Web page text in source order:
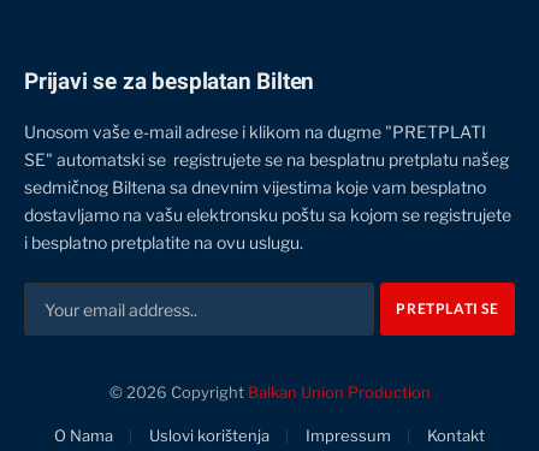
Prijavi se za besplatan Bilten
Unosom vaše e-mail adrese i klikom na dugme "PRETPLATI
SE" automatski se registrujete se na besplatnu pretplatu našeg
sedmičnog Biltena sa dnevnim vijestima koje vam besplatno
dostavljamo na vašu elektronsku poštu sa kojom se registrujete
i besplatno pretplatite na ovu uslugu.
© 2026 Copyright Balkan Union Production
O Nama Uslovi korištenja Impressum Kontakt